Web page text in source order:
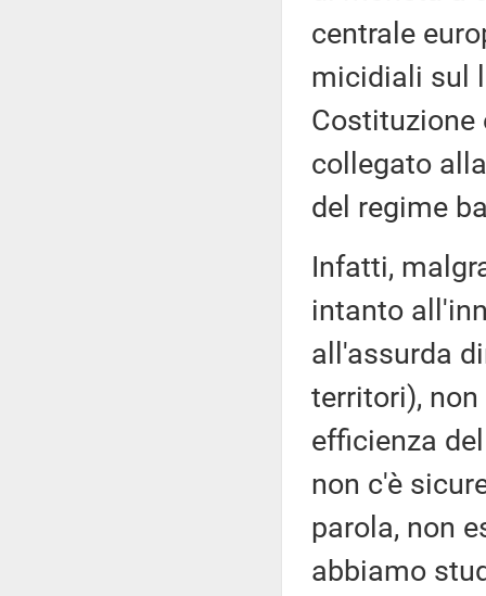
centrale
micidiali sul
Costituzione
collegato
del regime
Infatti,
intanto
all'assurda
territori),
efficienza
non c'è
parola, non
abbiamo